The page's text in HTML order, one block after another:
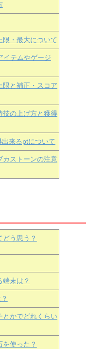
・最大について
イテムやゲージ
限と補正・スコア
技の上げ方と獲得
来るptについて
カストーンの注意
どう思う？
端末は？
とかでどれくらい
を使った？